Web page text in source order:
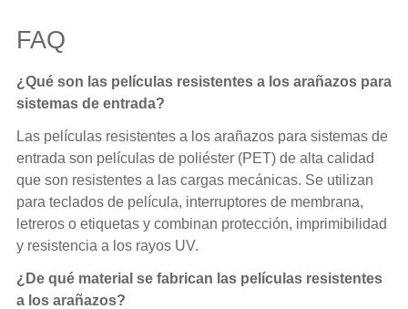
FAQ
¿Qué son las películas resistentes a los arañazos para
sistemas de entrada?
Las películas resistentes a los arañazos para sistemas de
entrada son películas de poliéster (PET) de alta calidad
que son resistentes a las cargas mecánicas. Se utilizan
para teclados de película, interruptores de membrana,
letreros o etiquetas y combinan protección, imprimibilidad
y resistencia a los rayos UV.
¿De qué material se fabrican las películas resistentes
a los arañazos?